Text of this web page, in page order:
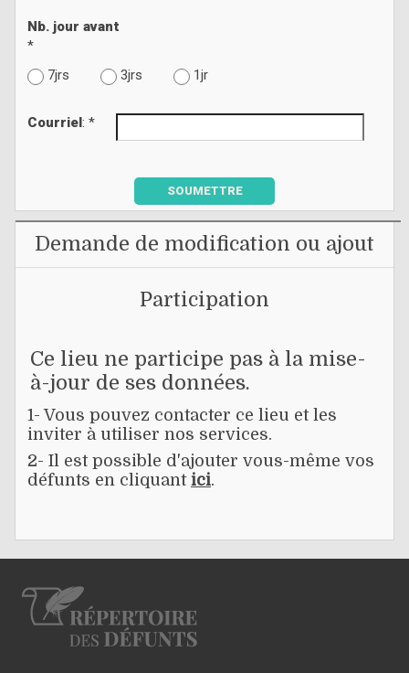
Nb. jour avant
*
7jrs
3jrs 1jr
Courriel: *
SOUMETTRE
Demande de modification ou ajout
Participation
Ce lieu ne participe pas à la mise-
à-jour de ses données.
1- Vous pouvez contacter ce lieu et les
inviter à utiliser nos services.
2- Il est possible d'ajouter vous-même vos
défunts en cliquant ici.